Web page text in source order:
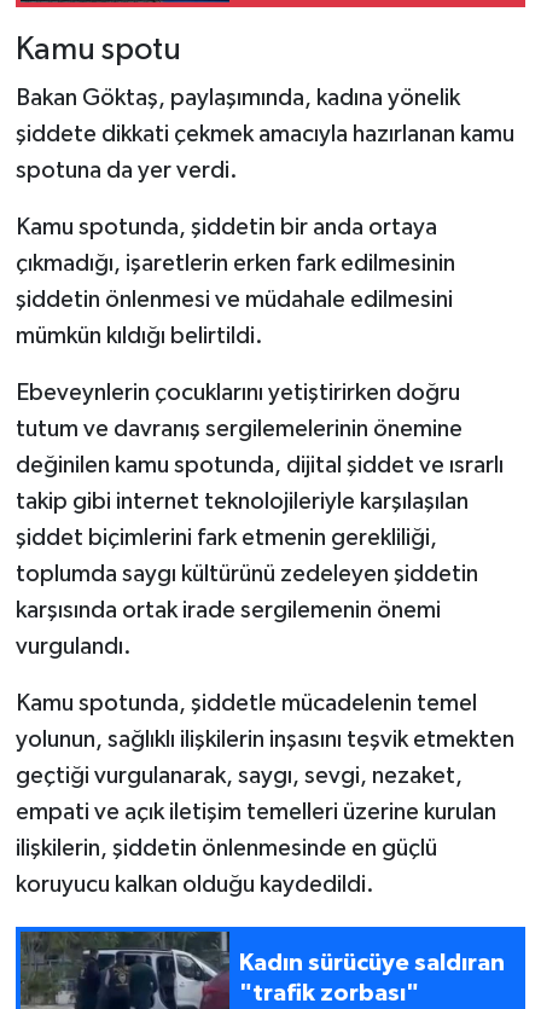
Kamu spotu
Bakan Göktaş, paylaşımında, kadına yönelik
şiddete dikkati çekmek amacıyla hazırlanan kamu
spotuna da yer verdi.
Kamu spotunda, şiddetin bir anda ortaya
çıkmadığı, işaretlerin erken fark edilmesinin
şiddetin önlenmesi ve müdahale edilmesini
mümkün kıldığı belirtildi.
Ebeveynlerin çocuklarını yetiştirirken doğru
tutum ve davranış sergilemelerinin önemine
değinilen kamu spotunda, dijital şiddet ve ısrarlı
takip gibi internet teknolojileriyle karşılaşılan
şiddet biçimlerini fark etmenin gerekliliği,
toplumda saygı kültürünü zedeleyen şiddetin
karşısında ortak irade sergilemenin önemi
vurgulandı.
Kamu spotunda, şiddetle mücadelenin temel
yolunun, sağlıklı ilişkilerin inşasını teşvik etmekten
geçtiği vurgulanarak, saygı, sevgi, nezaket,
empati ve açık iletişim temelleri üzerine kurulan
ilişkilerin, şiddetin önlenmesinde en güçlü
koruyucu kalkan olduğu kaydedildi.
Kadın sürücüye saldıran
"trafik zorbası"